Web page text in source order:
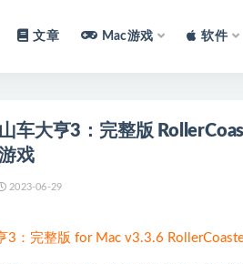
文章 Mac游戏 软件
车大亨3：完整版
戏
2023-06-29
3：完整版 for Mac v3.3.6